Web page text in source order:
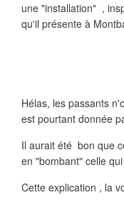
une "installation" ,
qu'il présente à
Hélas, les passants
est pourtant donnée
Il aurait été bon que
en "bombant" celle
Cette explication , la